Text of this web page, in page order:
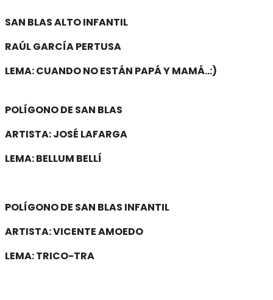
SAN BLAS ALTO INFANTIL
RAÚL GARCÍA PERTUSA
LEMA: CUANDO NO ESTÁN PAPÁ Y MAMÁ..:)
POLÍGONO DE SAN BLAS
ARTISTA: JOSÉ LAFARGA
LEMA: BELLUM BELLÍ
POLÍGONO DE SAN BLAS INFANTIL
ARTISTA: VICENTE AMOEDO
LEMA: TRICO-TRA